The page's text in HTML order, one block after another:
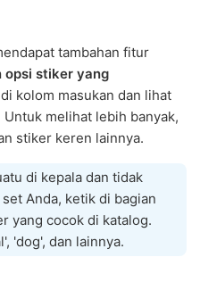
tambahan fitur
opsi stiker yang
di kolom masukan dan lihat
melihat lebih banyak,
stiker keren lainnya.
di kepala dan tidak
Anda, ketik di bagian
yang cocok di katalog.
'dog', dan lainnya.